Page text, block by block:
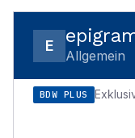
E
Allgemein
BDW PLUS